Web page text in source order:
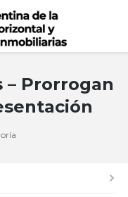
– Prorrogan